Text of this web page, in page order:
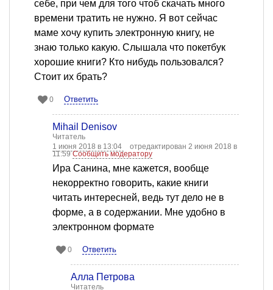
себе, при чем для того чтоб скачать много
времени тратить не нужно. Я вот сейчас
маме хочу купить электронную книгу, не
знаю только какую. Слышала что покетбук
хорошие книги? Кто нибудь пользовался?
Стоит их брать?
0 Ответить
Mihail Denisov
Читатель
1 июня 2018 в 13:04
отредактирован 2 июня 2018 в
11:59Сообщить модератору
Ира Санина, мне кажется, вообще
некорректно говорить, какие книги
читать интересней, ведь тут дело не в
форме, а в содержании. Мне удобно в
электронном формате
0 Ответить
Алла Петрова
Читатель